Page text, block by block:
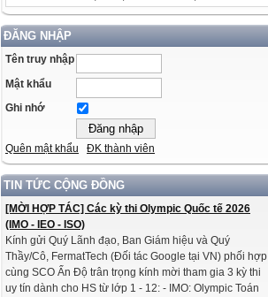
ĐĂNG NHẬP
Tên truy nhập
Mật khẩu
Ghi nhớ
Quên mật khẩu ĐK thành viên
TIN TỨC CỘNG ĐỒNG
[MỜI HỢP TÁC] Các kỳ thi Olympic Quốc tế 2026
(IMO - IEO - ISO)
Kính gửi Quý Lãnh đạo, Ban Giám hiệu và Quý
Thầy/Cô, FermatTech (Đối tác Google tại VN) phối hợp
cùng SCO Ấn Độ trân trọng kính mời tham gia 3 kỳ thi
uy tín dành cho HS từ lớp 1 - 12: - IMO: Olympic Toán